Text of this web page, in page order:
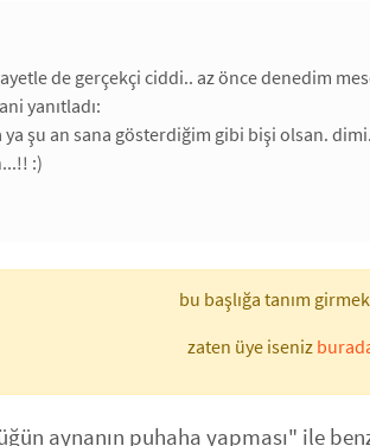
de gerçekçi ciddi.. az önce denedim
yanıtladı:
şu an sana gösterdiğim gibi bişi olsan.
:)
bu başlığa tanım
zaten üye iseniz
aynanın puhaha yapması" ile